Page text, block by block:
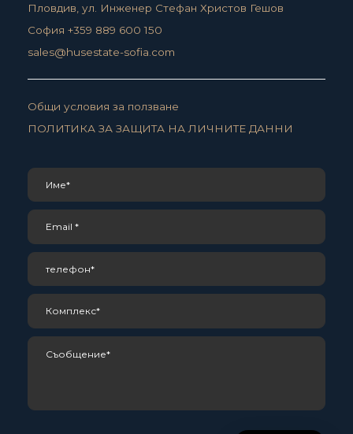
Пловдив, ул. Инженер Стефан Христов Гешов
София +359 889 600 150
sales@husestate-sofia.com
Общи условия за ползване
ПОЛИТИКА ЗА ЗАЩИТА НА ЛИЧНИТЕ ДАННИ